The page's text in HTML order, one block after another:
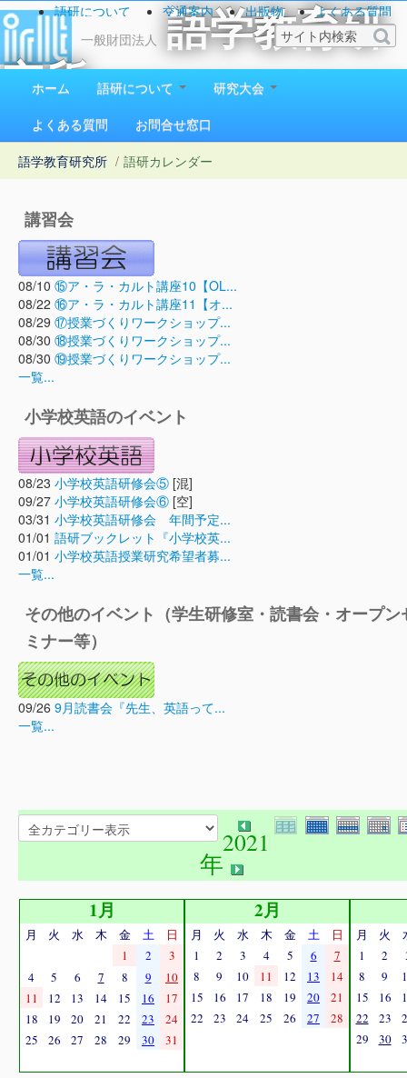
一般財団法人
語学教育研
究所
1923（大正12）年創立
語研について 交通案内 出版物
よくある質問
お問い合わせ
ホーム 語研について
研究大会
よくある質問
お問合せ窓口
語学教育研究所 / 語研カレンダー
講習会
08/10 ⑮ア・ラ・カルト講座10【OL...
08/22 ⑯ア・ラ・カルト講座11【オ...
08/29 ⑰授業づくりワークショップ...
08/30 ⑱授業づくりワークショップ...
08/30 ⑲授業づくりワークショップ...
一覧...
小学校英語のイベント
08/23 小学校英語研修会⑤ [混]
09/27 小学校英語研修会⑥ [空]
03/31 小学校英語研修会 年間予定...
01/01 語研ブックレット『小学校英...
01/01 小学校英語授業研究希望者募...
一覧...
その他のイベント（学生研修室・読書会・オープン
ミナー等）
09/26 9月読書会『先生、英語って...
一覧...
2021
年
1月
月 火 水 木 金 土
日
1
2
3
4
5 6 7 8 9
10
11
12 13 14 15 16
17
18
19 20 21 22 23
24
25
26 27 28 29 30 31
2月
月 火 水 木 金 土
日
1
2 3 4 5 6
7
8
9 10 11 12 13
14
15
16 17 18 19 20
21
22
23 24 25 26 27 28
月 火
1
2
8
9
15
16
22
23
29
30